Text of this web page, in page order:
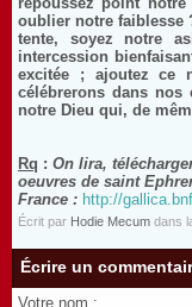
oublier notre faiblesse
tente, soyez notre
intercession
excitée ; ajoutez ce
célébrerons dans
notre Dieu qui, de
Rq : On lira,
oeuvres de saint
France : http://
Écrit par Hodie Mecum dans
Écrire un
Votre nom :